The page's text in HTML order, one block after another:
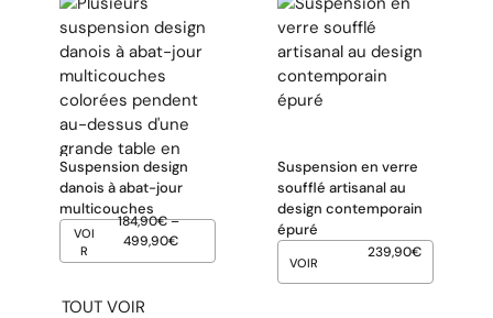
Suspension design
danois à abat-jour
multicouches
VOI
R
184,90€–
499,90€
Suspension en verre
soufflé artisanal au
design contemporain
épuré
VOIR
239,90€
TOUT VOIR